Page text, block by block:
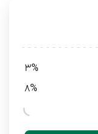
3%
8%